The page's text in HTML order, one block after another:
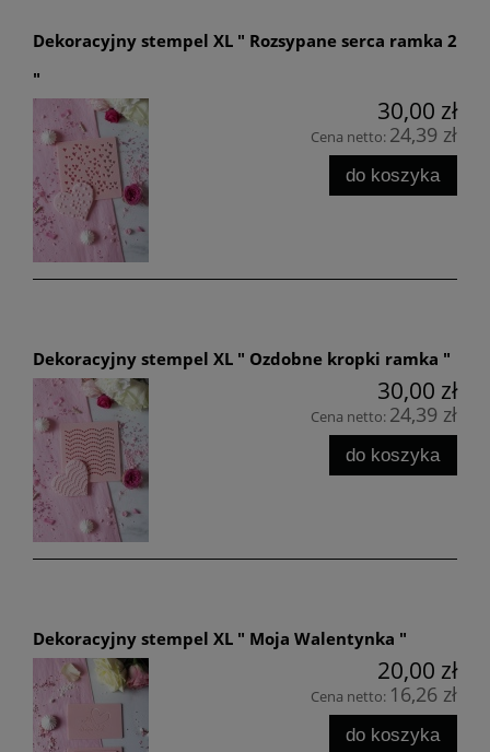
Dekoracyjny stempel XL " Rozsypane serca ramka 2
"
30,00 zł
Cena netto: 24,39 zł
do koszyka
Dekoracyjny stempel XL " Ozdobne kropki ramka "
30,00 zł
Cena netto: 24,39 zł
do koszyka
Dekoracyjny stempel XL " Moja Walentynka "
20,00 zł
Cena netto: 16,26 zł
do koszyka